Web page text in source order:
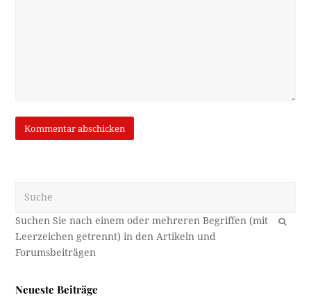
OK
Neueste Beiträge